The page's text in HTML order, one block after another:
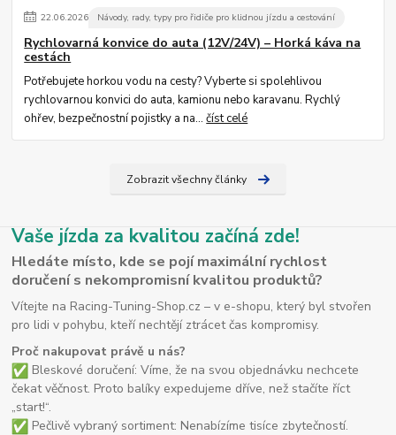
22.06.2026 Návody, rady, typy pro řidiče pro klidnou jízdu a cestování
Rychlovarná konvice do auta (12V/24V) – Horká káva na
cestách
Potřebujete horkou vodu na cesty? Vyberte si spolehlivou
rychlovarnou konvici do auta, kamionu nebo karavanu. Rychlý
ohřev, bezpečnostní pojistky a na...číst celé
Zobrazit všechny články
Vaše jízda za kvalitou začíná zde!
Hledáte místo, kde se pojí maximální rychlost
doručení s nekompromisní kvalitou produktů?
Vítejte na Racing-Tuning-Shop.cz – v e-shopu, který byl stvořen
pro lidi v pohybu, kteří nechtějí ztrácet čas kompromisy.
Proč nakupovat právě u nás?
Bleskové doručení: Víme, že na svou objednávku nechcete
čekat věčnost. Proto balíky expedujeme dříve, než stačíte říct
„start!“.
Pečlivě vybraný sortiment: Nenabízíme tisíce zbytečností.